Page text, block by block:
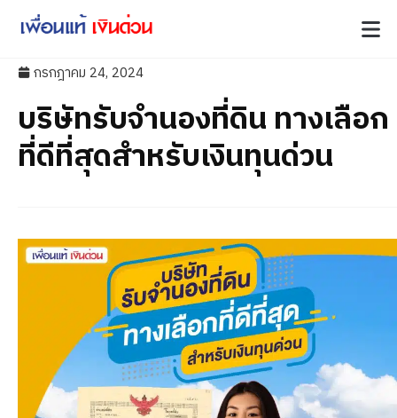
กรกฎาคม 24, 2024
บริษัทรับจำนองที่ดิน ทางเลือก
ที่ดีที่สุดสำหรับเงินทุนด่วน